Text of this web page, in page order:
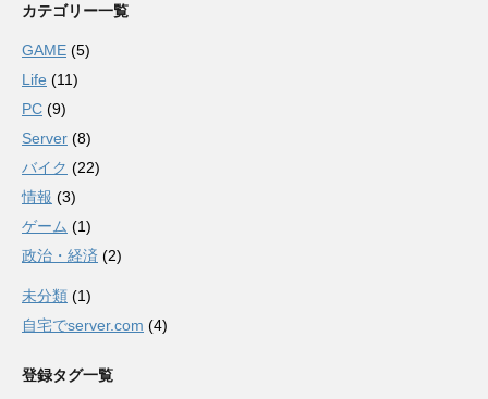
カテゴリー一覧
GAME (5)
Life (11)
PC (9)
Server (8)
バイク (22)
情報 (3)
ゲーム (1)
政治・経済 (2)
未分類 (1)
自宅でserver.com (4)
登録タグ一覧